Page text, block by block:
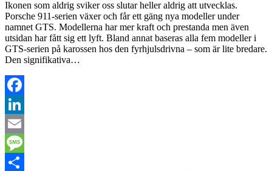
Ikonen som aldrig sviker oss slutar heller aldrig att utvecklas.
Porsche 911-serien växer och får ett gäng nya modeller under
namnet GTS. Modellerna har mer kraft och prestanda men även
utsidan har fått sig ett lyft. Bland annat baseras alla fem modeller i
GTS-serien på karossen hos den fyrhjulsdrivna – som är lite bredare.
Den signifikativa…
Facebook
LinkedIn
Email
Message